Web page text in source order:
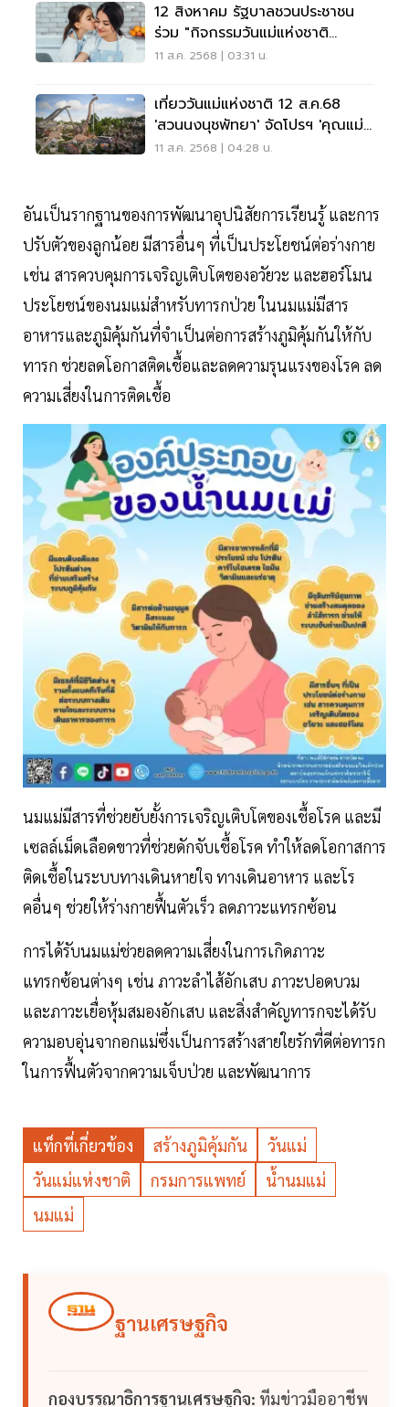
12 สิงหาคม รัฐบาลชวนประชาชน
ร่วม "กิจกรรมวันแม่แห่งชาติ
2568"
11 ส.ค. 2568 | 03:31 น.
เที่ยววันแม่แห่งชาติ 12 ส.ค.68
'สวนนงนุชพัทยา' จัดโปรฯ 'คุณแม่
เข้าฟรี'
11 ส.ค. 2568 | 04:28 น.
อันเป็นรากฐานของการพัฒนาอุปนิสัยการเรียนรู้ และการ
ปรับตัวของลูกน้อย มีสารอื่นๆ ที่เป็นประโยชน์ต่อร่างกาย
เช่น สารควบคุมการเจริญเติบโตของอวัยวะ และฮอร์โมน
ประโยชน์ของนมแม่สำหรับทารกป่วย ในนมแม่มีสาร
อาหารและภูมิคุ้มกันที่จำเป็นต่อการสร้างภูมิคุ้มกันให้กับ
ทารก ช่วยลดโอกาสติดเชื้อและลดความรุนแรงของโรค ลด
ความเสี่ยงในการติดเชื้อ
นมแม่มีสารที่ช่วยยับยั้งการเจริญเติบโตของเชื้อโรค และมี
เซลล์เม็ดเลือดขาวที่ช่วยดักจับเชื้อโรค ทำให้ลดโอกาสการ
ติดเชื้อในระบบทางเดินหายใจ ทางเดินอาหาร และโร
คอื่นๆ ช่วยให้ร่างกายฟื้นตัวเร็ว ลดภาวะแทรกซ้อน
การได้รับนมแม่ช่วยลดความเสี่ยงในการเกิดภาวะ
แทรกซ้อนต่างๆ เช่น ภาวะลำไส้อักเสบ ภาวะปอดบวม
และภาวะเยื่อหุ้มสมองอักเสบ และสิ่งสำคัญทารกจะได้รับ
ความอบอุ่นจากอกแม่ซึ่งเป็นการสร้างสายใยรักที่ดีต่อทารก
ในการฟื้นตัวจากความเจ็บป่วย และพัฒนาการ
แท็กที่เกี่ยวข้อง สร้างภูมิคุ้มกัน
วันแม่
วันแม่แห่งชาติ
กรมการแพทย์
น้ำนมแม่
นมแม่
ฐานเศรษฐกิจ
กองบรรณาธิการฐานเศรษฐกิจ: ทีมข่าวมืออาชีพ